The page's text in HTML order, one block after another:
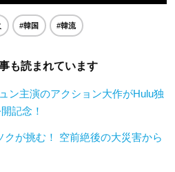
#韓国 #韓流
も読まれています
ン主演のアクション大作がHulu独
記念！
が挑む！ 空前絶後の大災害から